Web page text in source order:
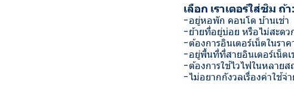
เลือก เราเตอร์ใส่ซิม ถ้า:
-อยู่หอพัก คอนโด บ้านเช่า
-ย้ายที่อยู่บ่อย หรือไม่สะดว
-ต้องการอินเตอร์เน็ตในรา
-อยู่พื้นที่ที่สายอินเตอร์เน็ต
-ต้องการใช้ไวไฟในหลายส
-ไม่อยากกังวลเรื่องค่าใช้จ่า